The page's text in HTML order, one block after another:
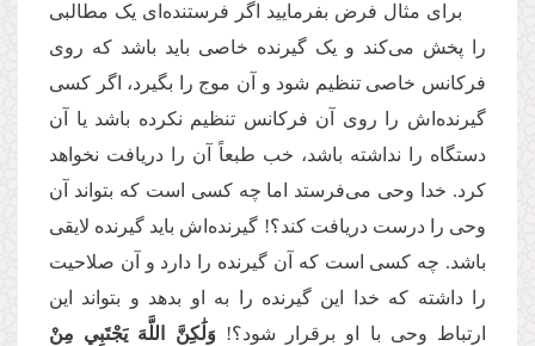
برای مثال فرض بفرمایید اگر فرستنده‌ای یک مطالبی
را پخش می‌کند و یک گیرنده خاصی باید باشد که روی
فرکانس خاصی تنظیم شود و آن موج را بگیرد، اگر کسی
گیرنده‌اش را روی آن فرکانس تنظیم نکرده باشد یا آن
دستگاه را نداشته باشد، خب طبعاً آن را دریافت نخواهد
کرد. خدا وحی می‌فرستد اما چه کسی است که بتواند آن
وحی را درست دریافت کند؟! گیرنده‌اش باید گیرنده لایقی
باشد. چه کسی است که آن گیرنده را دارد و آن صلاحیت
را داشته که خدا این گیرنده را به او بدهد و بتواند این
ارتباط وحی با او برقرار شود؟!وَلَٰكِنَّ اللَّهَ يَجْتَبِي مِنْ